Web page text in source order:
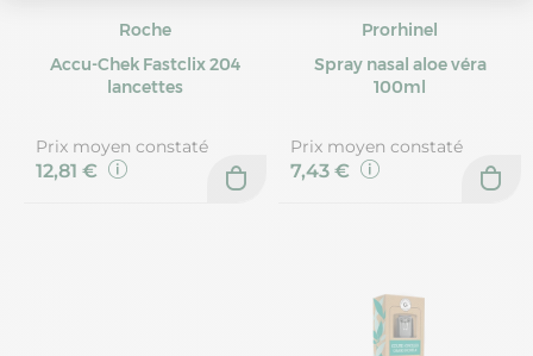
Roche
Accu-Chek Fastclix 204
lancettes
Prix moyen constaté
12,81 €
Prorhinel
Spray nasal aloe véra
100ml
Prix moyen constaté
7,43 €